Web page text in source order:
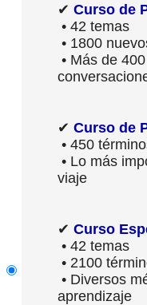
✔ Curso de
• 42 temas
• 1800
• Más de
✔ Curso de
• 450
• Lo más
viaje
✔ Curso
• 42 temas
• 2100
• Diversos
aprendizaje